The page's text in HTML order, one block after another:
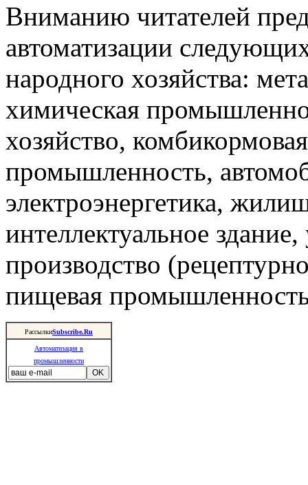
Вниманию читателей
автоматизации
народного хозяйства:
химическая
хозяйство,
промышленность,
электроэнергетика,
интеллектуальное
производство
пищевая
РассылкиSubscribe.Ru
Автоматизация в
промышленности